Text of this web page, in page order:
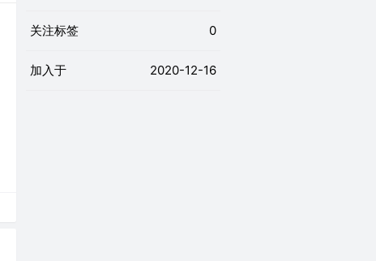
关注标签 0
加入于 2020-12-16